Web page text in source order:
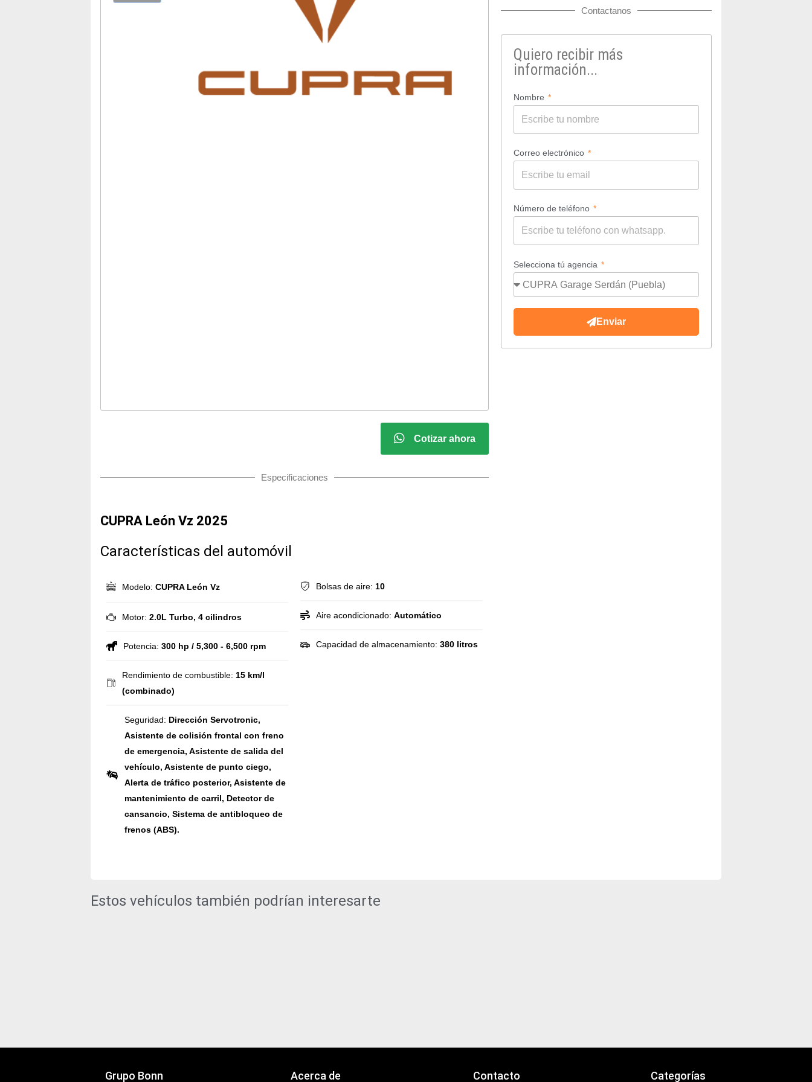
Cotizar ahora
Especificaciones
CUPRA León Vz 2025
Características del automóvil
Modelo: CUPRA León Vz
Motor: 2.0L Turbo, 4 cilindros
Potencia: 300 hp / 5,300 - 6,500 rpm
Rendimiento de combustible: 15 km/l
(combinado)
Seguridad: Dirección Servotronic,
Asistente de colisión frontal con freno
de emergencia, Asistente de salida del
vehículo, Asistente de punto ciego,
Alerta de tráfico posterior, Asistente de
mantenimiento de carril, Detector de
cansancio, Sistema de antibloqueo de
frenos (ABS).
Bolsas de aire: 10
Aire acondicionado:Automático
Capacidad de almacenamiento:380 litros
Contactanos
Quiero recibir más
información...
Nombre
Correo electrónico
Número de teléfono
Selecciona tú agencia
Enviar
Estos vehículos también podrían interesarte
Grupo Bonn Acerca de Contacto Categorías